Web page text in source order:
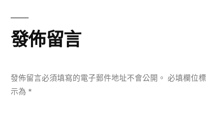
發佈留言
發佈留言必須填寫的電子郵件地址不會公開。 必填欄位標
示為 *